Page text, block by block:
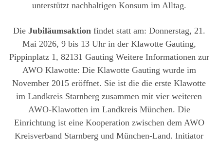
unterstützt nachhaltigen Konsum im Alltag.
Die Jubiläumsaktionfindet statt am: Donnerstag, 21.
Mai 2026, 9 bis 13 Uhr in der Klawotte Gauting,
Pippinplatz 1, 82131 Gauting Weitere Informationen zur
AWO Klawotte: Die Klawotte Gauting wurde im
November 2015 eröffnet. Sie ist die die erste Klawotte
im Landkreis Starnberg zusammen mit vier weiteren
AWO-Klawotten im Landkreis München. Die
Einrichtung ist eine Kooperation zwischen dem AWO
Kreisverband Starnberg und München-Land. Initiator